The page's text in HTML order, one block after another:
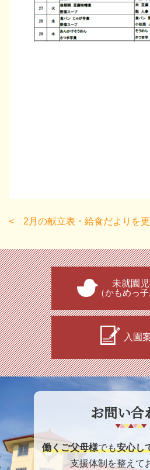
2月の献立表・給食だよりを更
未就園
（かもめっ
入園
お問い合
働くご父母様でも安心し
支援体制を整えて